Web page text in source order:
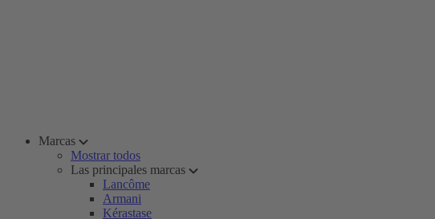
Marcas
Mostrar todos
Las principales marcas
Lancôme
Armani
Kérastase